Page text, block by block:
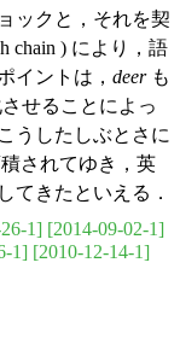
ックと，それを契
chain ) により，語
イントは， deerも
せることによっ
うしたしぶとさに
されてゆき，英
てきたといえる．
1] [2014-09-02-1]
1] [2010-12-14-1]